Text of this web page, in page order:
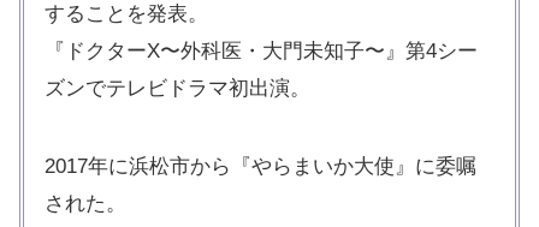
することを発表。
『ドクターX〜外科医・大門未知子〜』第4シー
ズンでテレビドラマ初出演。
2017年に浜松市から『やらまいか大使』に委嘱
された。